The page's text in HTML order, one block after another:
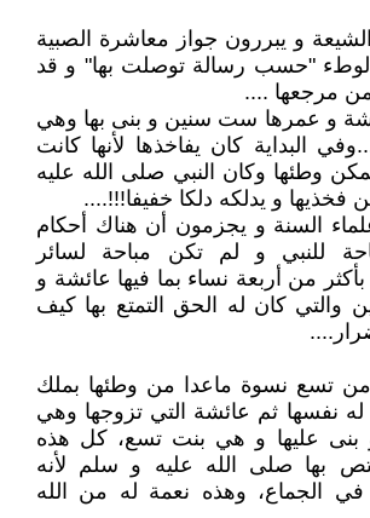
و يبررون جواز معاشرة الصبية
الوطء "حسب رسالة توصلت بها" و قد
من مرجعها ....
و عمرها ست سنين و بنى بها وهي
البداية كان يفاخذها لأنها كانت
وطئها وكان النبي صلى الله عليه
فخذيها و يدلكه دلكا خفيفا!!!....
السنة و يجزمون أن هناك أحكام
للنبي و لم تكن مباحة لسائر
من أربعة نساء بما فيها عائشة و
كان له الحق التمتع بها كيف
من تسع نسوة ماعدا من وطئها بملك
نفسها ثم عائشة التي تزوجها وهي
عليها و هي بنت تسع، كل هذه
بها صلى الله عليه و سلم لأنه
الجماع، وهذه نعمة له من الله